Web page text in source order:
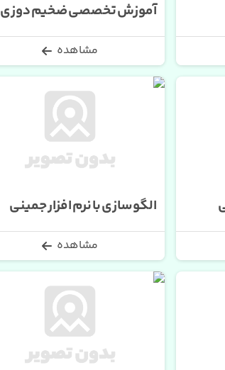
آموزش تخصصی ضخیم دوزی
مشاهده
الگوسازی با نرم افزار جمینی
مشاهده